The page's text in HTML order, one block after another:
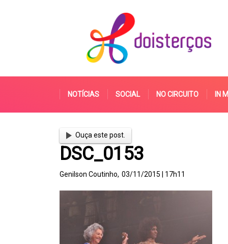
NOTÍCIAS SOCIAL NO CIRCUITO IN
Ouça este post.
DSC_0153
Genilson Coutinho, 03/11/2015 | 17h11